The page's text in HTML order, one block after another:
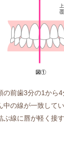
の前歯3分の1から
中の線が一致して
ぶ線に唇が軽く接